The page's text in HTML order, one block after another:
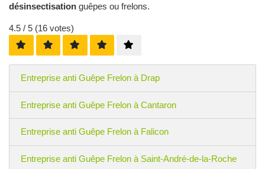
désinsectisation guêpes ou frelons.
4.5 / 5 (16 votes)
Entreprise anti Guêpe Frelon à Drap
Entreprise anti Guêpe Frelon à Cantaron
Entreprise anti Guêpe Frelon à Falicon
Entreprise anti Guêpe Frelon à Saint-André-de-la-Roche